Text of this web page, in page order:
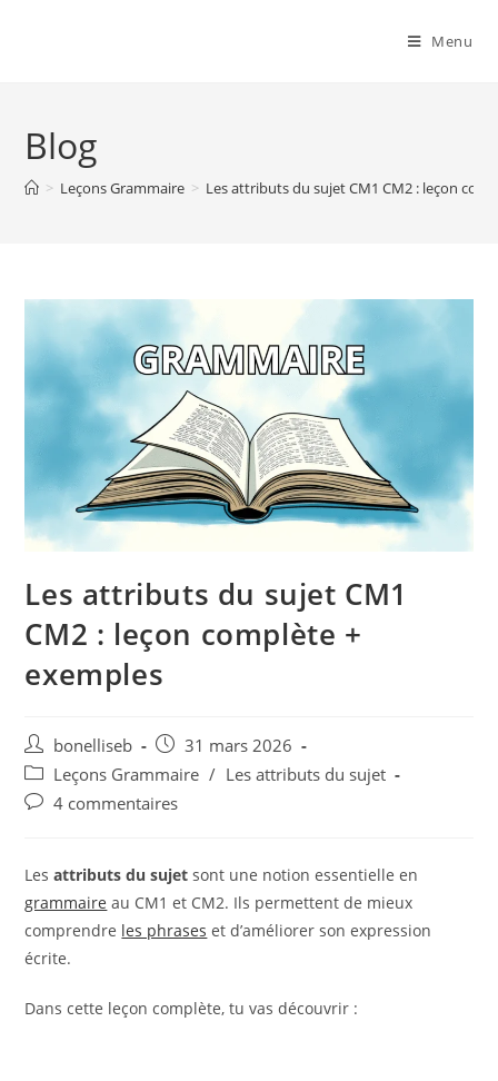
Menu
Blog
> Leçons Grammaire > Les attributs du sujet CM1 CM2 : leçon
Les attributs du sujet CM1
CM2 : leçon complète +
exemples
bonelliseb
31 mars 2026
Leçons Grammaire / Les attributs du sujet
4 commentaires
Lesattributs du sujet sont une notion essentielle en
grammaire au CM1 et CM2. Ils permettent de mieux
comprendre les phrases et d’améliorer son expression
écrite.
Dans cette leçon complète, tu vas découvrir :